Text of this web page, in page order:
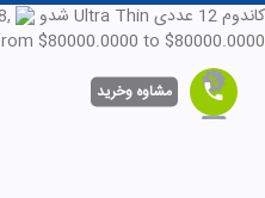
کاندوم 12 عددی Ultra Thin شدو
,
$80000.0000 to $80000.0000
مشاوه وخرید